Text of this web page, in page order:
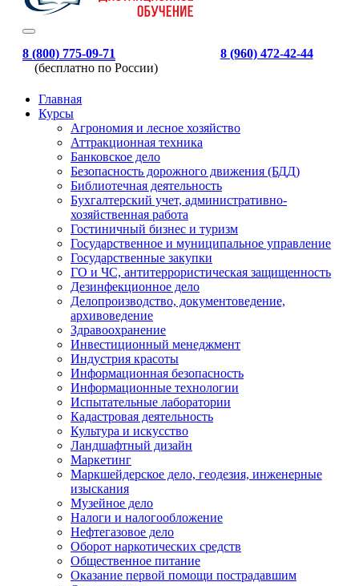
8 (800) 775-09-71
(бесплатно по России)
8 (960) 472-42-44
Главная
Курсы
Агрономия и лесное хозяйство
Аттракционная техника
Банковское дело
Безопасность дорожного движения (БДД)
Библиотечная деятельность
Бухгалтерский учет, административно-
хозяйственная работа
Гостиничный бизнес и туризм
Государственное и муниципальное управление
Государственные закупки
ГО и ЧС, антитеррористическая защищенность
Дезинфекционное дело
Делопроизводство, документоведение,
архивоведение
Здравоохранение
Инвестиционный менеджмент
Индустрия красоты
Информационная безопасность
Информационные технологии
Испытательные лаборатории
Кадастровая деятельность
Культура и искусство
Ландшафтный дизайн
Маркетинг
Маркшейдерское дело, геодезия, инженерные
изыскания
Музейное дело
Налоги и налогообложение
Нефтегазовое дело
Оборот наркотических средств
Общественное питание
Оказание первой помощи пострадавшим